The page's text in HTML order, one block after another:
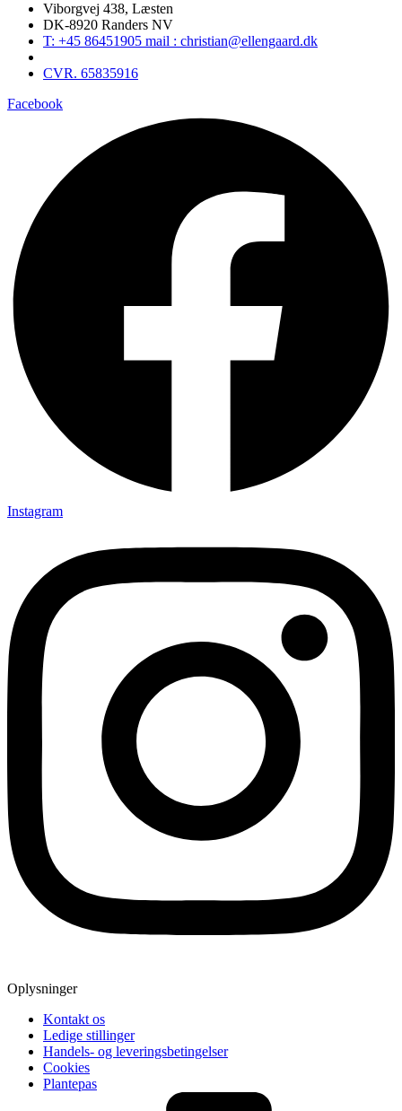
Viborgvej 438, Læsten
DK-8920 Randers NV
T: +45 86451905 mail : christian@ellengaard.dk
CVR. 65835916
Facebook
Instagram
Oplysninger
Kontakt os
Ledige stillinger
Handels- og leveringsbetingelser
Cookies
Plantepas